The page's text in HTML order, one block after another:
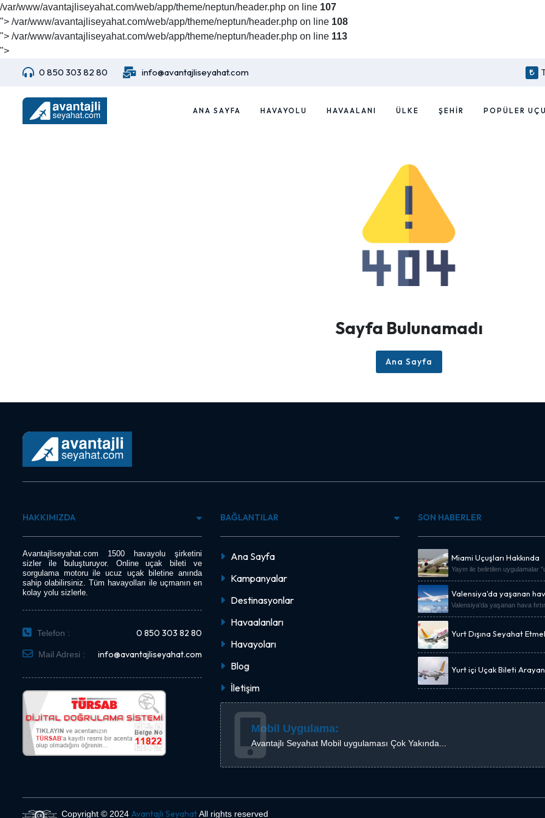
/var/www/avantajliseyahat.com/web/app/theme/neptun/header.php on line 107
"> /var/www/avantajliseyahat.com/web/app/theme/neptun/header.php on line 108
"> /var/www/avantajliseyahat.com/web/app/theme/neptun/header.php on line 113
">
0 850 303 82 80 info@avantajliseyahat.com
ANA SAYFA HAVAYOLU HAVAALANI ÜLKE ŞEHIR POPÜLER
Sayfa Bulunamadı
Ana Sayfa
HAKKIMIZDA
Avantajliseyahat.com 1500 havayolu şirketini
sizler ile buluşturuyor. Online uçak bileti ve
sorgulama motoru ile ucuz uçak biletine anında
sahip olabilirsiniz. Tüm havayolları ile uçmanın en
kolay yolu sizlerle.
Telefon : 0 850 303 82 80
Mail Adresi : info@avantajliseyahat.com
BAĞLANTILAR
Ana Sayfa
Kampanyalar
Destinasyonlar
Havaalanları
Havayoları
Blog
İletişim
SON HABERLER
Miami Uçuşları Hakkında
Yayın ile belirtilen uygulamalar
Valensiya'da yaşanan
Valensiya'da yaşanan hava
Yurt Dışına Seyahat
Yurt içi Uçak Bileti
Mobil Uygulama:
Avantajlı Seyahat Mobil uygulaması Çok Yakında...
Copyright © 2024 Avantajlı SeyahatAll rights reserved